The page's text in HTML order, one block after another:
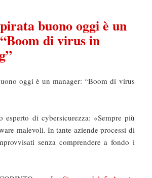
buono oggi è un
di virus in
oggi è un manager: “Boom di virus
esperto di cybersicurezza: «Sempre più
malevoli. In tante aziende processi di
senza comprendere a fondo i